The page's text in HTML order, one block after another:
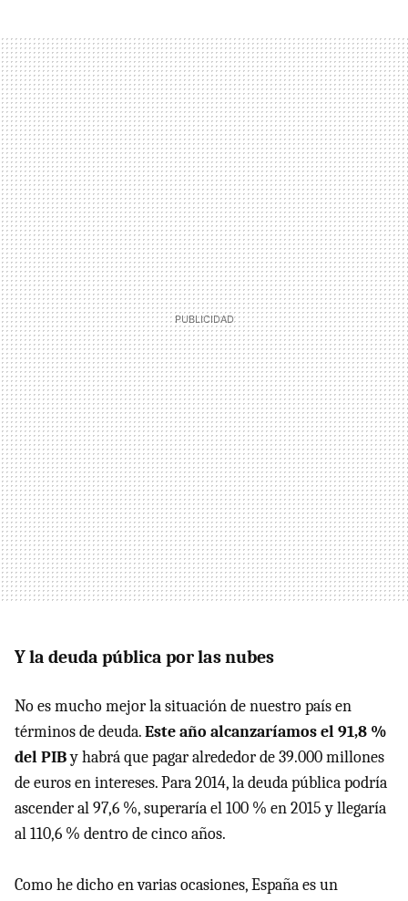
Y la deuda pública por las nubes
No es mucho mejor la situación de nuestro país en
términos de deuda.Este año alcanzaríamos el 91,8 %
del PIBy habrá que pagar alrededor de 39.000 millones
de euros en intereses. Para 2014, la deuda pública podría
ascender al 97,6 %, superaría el 100 % en 2015 y llegaría
al 110,6 % dentro de cinco años.
Como he dicho en varias ocasiones, España es un